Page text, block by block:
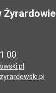
Żyrardowie
00